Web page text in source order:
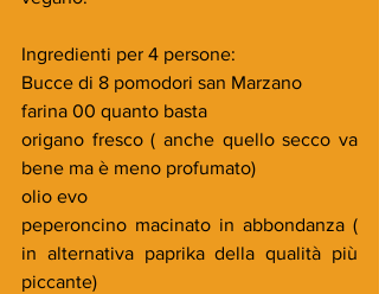
Ingredienti per 4 persone:
Bucce di 8 pomodori san Marzano
farina 00 quanto basta
origano fresco ( anche quello secco va
bene ma è meno profumato)
olio evo
peperoncino macinato in abbondanza (
in alternativa paprika della qualità più
piccante)